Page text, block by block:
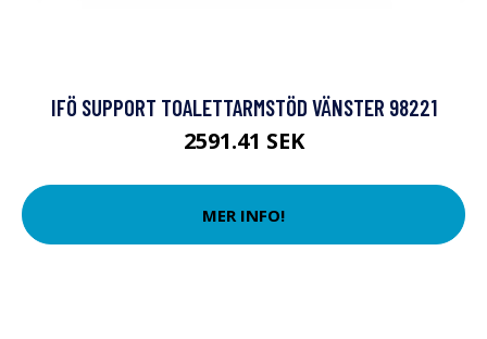
IFÖ SUPPORT TOALETTARMSTÖD VÄNSTER 98221
2591.41 SEK
MER INFO!